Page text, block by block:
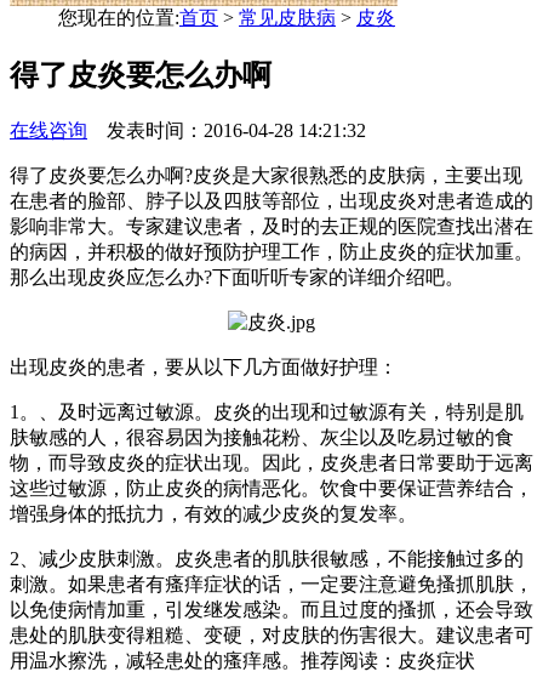
您现在的位置:首页 > 常见皮肤病 > 皮炎
得了皮炎要怎么办啊
在线咨询 发表时间：2016-04-28 14:21:32
得了皮炎要怎么办啊?皮炎是大家很熟悉的皮肤病，主要出现
在患者的脸部、脖子以及四肢等部位，出现皮炎对患者造成的
影响非常大。专家建议患者，及时的去正规的医院查找出潜在
的病因，并积极的做好预防护理工作，防止皮炎的症状加重。
那么出现皮炎应怎么办?下面听听专家的详细介绍吧。
出现皮炎的患者，要从以下几方面做好护理：
1。、及时远离过敏源。皮炎的出现和过敏源有关，特别是肌
肤敏感的人，很容易因为接触花粉、灰尘以及吃易过敏的食
物，而导致皮炎的症状出现。因此，皮炎患者日常要助于远离
这些过敏源，防止皮炎的病情恶化。饮食中要保证营养结合，
增强身体的抵抗力，有效的减少皮炎的复发率。
2、减少皮肤刺激。皮炎患者的肌肤很敏感，不能接触过多的
刺激。如果患者有瘙痒症状的话，一定要注意避免搔抓肌肤，
以免使病情加重，引发继发感染。而且过度的搔抓，还会导致
患处的肌肤变得粗糙、变硬，对皮肤的伤害很大。建议患者可
用温水擦洗，减轻患处的瘙痒感。推荐阅读：皮炎症状